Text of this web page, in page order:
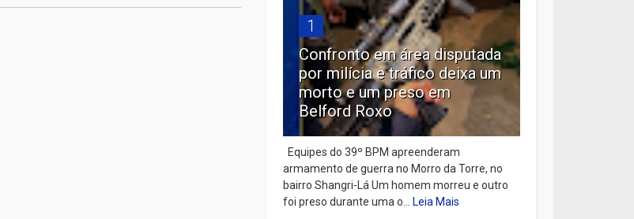
1
Confronto em área disputada
por milícia e tráfico deixa um
morto e um preso em
Belford Roxo
Equipes do 39º BPM apreenderam
armamento de guerra no Morro da Torre, no
bairro Shangri-Lá Um homem morreu e outro
foi preso durante uma o...Leia Mais